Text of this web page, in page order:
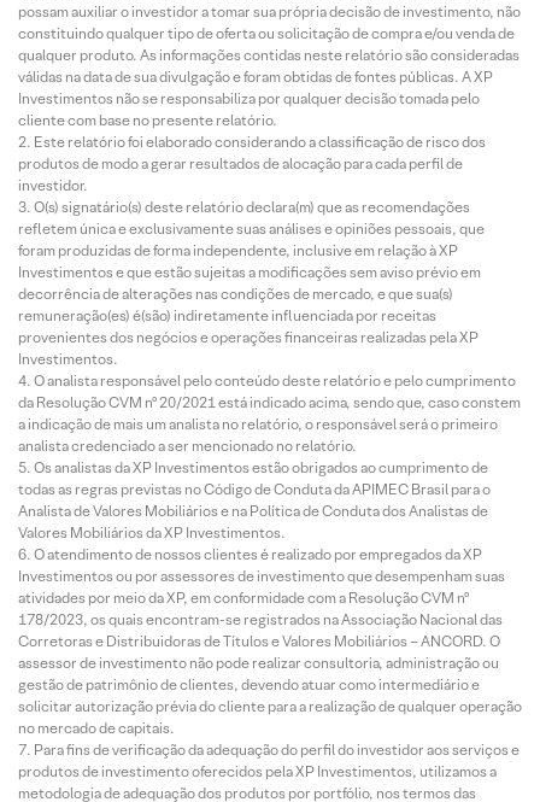
possam auxiliar o investidor a tomar sua própria decisão de investimento, não
constituindo qualquer tipo de oferta ou solicitação de compra e/ou venda de
qualquer produto. As informações contidas neste relatório são consideradas
válidas na data de sua divulgação e foram obtidas de fontes públicas. A XP
Investimentos não se responsabiliza por qualquer decisão tomada pelo
cliente com base no presente relatório.
Este relatório foi elaborado considerando a classificação de risco dos
produtos de modo a gerar resultados de alocação para cada perfil de
investidor.
O(s) signatário(s) deste relatório declara(m) que as recomendações
refletem única e exclusivamente suas análises e opiniões pessoais, que
foram produzidas de forma independente, inclusive em relação à XP
Investimentos e que estão sujeitas a modificações sem aviso prévio em
decorrência de alterações nas condições de mercado, e que sua(s)
remuneração(es) é(são) indiretamente influenciada por receitas
provenientes dos negócios e operações financeiras realizadas pela XP
Investimentos.
O analista responsável pelo conteúdo deste relatório e pelo cumprimento
da Resolução CVM nº 20/2021 está indicado acima, sendo que, caso constem
a indicação de mais um analista no relatório, o responsável será o primeiro
analista credenciado a ser mencionado no relatório.
Os analistas da XP Investimentos estão obrigados ao cumprimento de
todas as regras previstas no Código de Conduta da APIMEC Brasil para o
Analista de Valores Mobiliários e na Política de Conduta dos Analistas de
Valores Mobiliários da XP Investimentos.
O atendimento de nossos clientes é realizado por empregados da XP
Investimentos ou por assessores de investimento que desempenham suas
atividades por meio da XP, em conformidade com a Resolução CVM nº
178/2023, os quais encontram-se registrados na Associação Nacional das
Corretoras e Distribuidoras de Títulos e Valores Mobiliários – ANCORD. O
assessor de investimento não pode realizar consultoria, administração ou
gestão de patrimônio de clientes, devendo atuar como intermediário e
solicitar autorização prévia do cliente para a realização de qualquer operação
no mercado de capitais.
Para fins de verificação da adequação do perfil do investidor aos serviços e
produtos de investimento oferecidos pela XP Investimentos, utilizamos a
metodologia de adequação dos produtos por portfólio, nos termos das